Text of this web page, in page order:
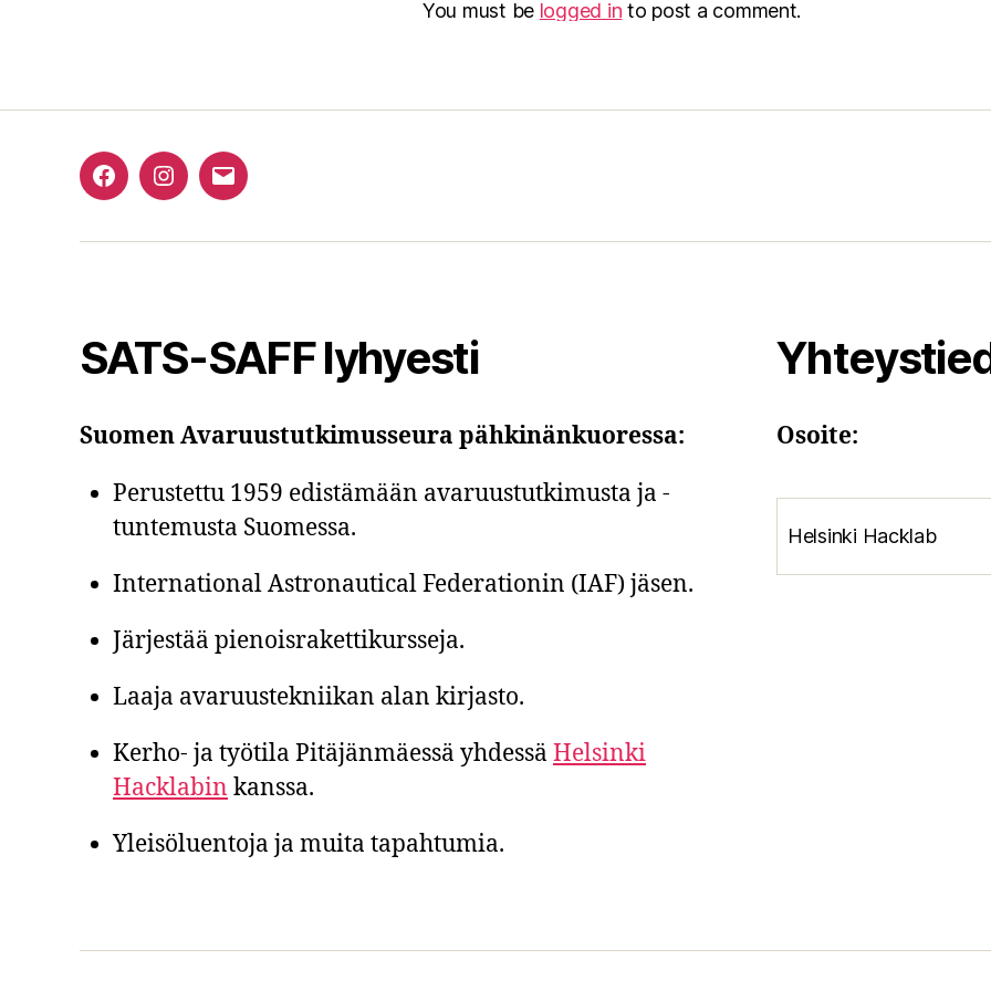
You must be logged in to post a comment.
FacebookInstagram
Email
SATS-SAFF lyhyesti
Suomen Avaruustutkimusseura pähkinänkuoressa:
Perustettu 1959 edistämään avaruustutkimusta ja -
tuntemusta Suomessa.
International Astronautical Federationin (IAF) jäsen.
Järjestää pienoisrakettikursseja.
Laaja avaruustekniikan alan kirjasto.
Kerho- ja työtila Pitäjänmäessä yhdessä Helsinki
Hacklabin kanssa.
Yleisöluentoja ja muita tapahtumia.
Osoite:
Helsinki Hacklab